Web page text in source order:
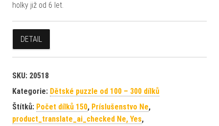
holky již od 6 let.
DETAIL
SKU: 20518
Kategorie: Dětské puzzle od 100 – 300 dílků
Štítků: Počet dílků 150, Príslušenstvo Ne,
product_translate_ai_checked Ne, Yes,